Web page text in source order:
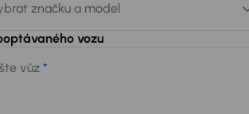
značku a model
vozu
vůz *